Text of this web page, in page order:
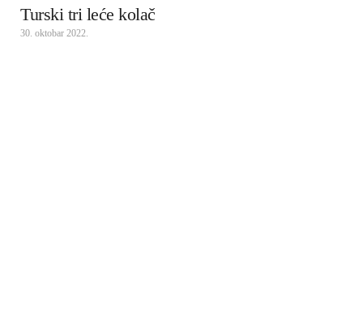
Turski tri leće kolač
30. oktobar 2022.